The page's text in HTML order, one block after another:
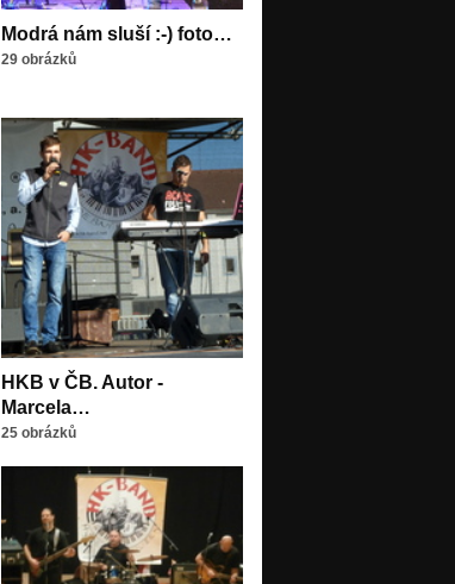
Modrá nám sluší :-) foto…
29 obrázků
HKB v ČB. Autor -
Marcela…
25 obrázků